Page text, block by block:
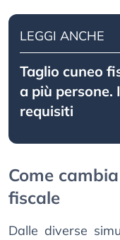
LEGGI ANCHE
Taglio cuneo
a più
requisiti
Come
fiscale
Dalle diverse